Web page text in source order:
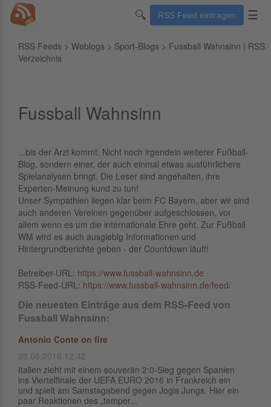
🔍 RSS Feed eintragen ☰
RSS Feeds > Weblogs > Sport-Blogs > Fussball Wahnsinn | RSS
Verzeichnis
Fussball Wahnsinn
...bis der Arzt kommt. Nicht noch irgendein weiterer Fußball-
Blog, sondern einer, der auch einmal etwas ausführlichere
Spielanalysen bringt. Die Leser sind angehalten, ihre
Experten-Meinung kund zu tun!
Unser Sympathien liegen klar beim FC Bayern, aber wir sind
auch anderen Vereinen gegenüber aufgeschlossen, vor
allem wenn es um die internationale Ehre geht. Zur Fußball
WM wird es auch ausgiebig Informationen und
Hintergrundberichte geben - der Countdown läuft!
Betreiber-URL: https://www.fussball-wahnsinn.de
RSS-Feed-URL: https://www.fussball-wahnsinn.de/feed/
Die neuesten Einträge aus dem RSS-Feed von
Fussball Wahnsinn:
Antonio Conte on fire
28.06.2016 12:42
Italien zieht mit einem souverän 2:0-Sieg gegen Spanien
ins Viertelfinale der UEFA EURO 2016 in Frankreich ein
und spielt am Samstagabend gegen Jogis Jungs. Hier ein
paar Reaktionen des „temper...